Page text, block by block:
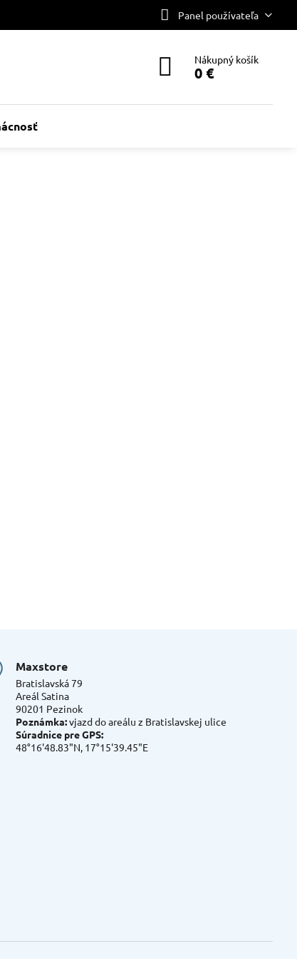
Panel používateľa
Nákupný košík
0 €
Maxstore
Bratislavská 79
Areál Satina
90201 Pezinok
Poznámka:vjazd do areálu z Bratislavskej ulice
Súradnice pre GPS:
48°16'48.83"N, 17°15'39.45"E